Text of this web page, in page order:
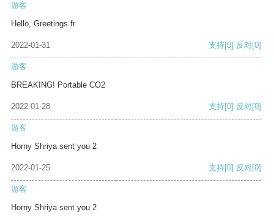
游客
Hello, Greetings fr
2022-01-31 支持[0] 反对[0]
游客
BREAKING! Portable CO2
2022-01-28 支持[0] 反对[0]
游客
Horny Shriya sent you 2
2022-01-25 支持[0] 反对[0]
游客
Horny Shriya sent you 2